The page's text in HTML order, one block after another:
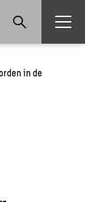
in de